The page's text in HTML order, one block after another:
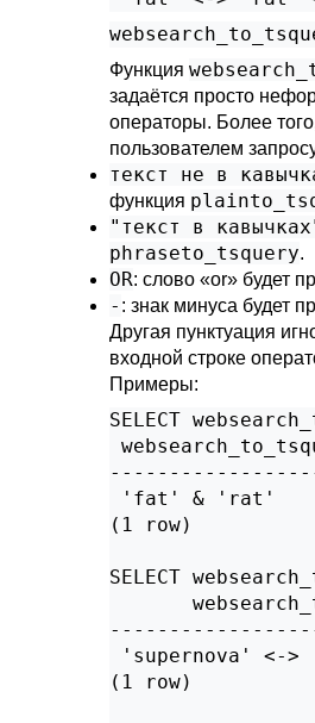
Функция
задаётся просто
операторы. Более
пользователем
текст не в
функция
"текст в
phraseto_tsquery.
OR: слово «or» будет
- : знак минуса будет
Другая пунктуация
входной строке
Примеры:
SELECT
'fat' & 'rat'
(1 row)
SELECT
'supernova' <-
(1 row)